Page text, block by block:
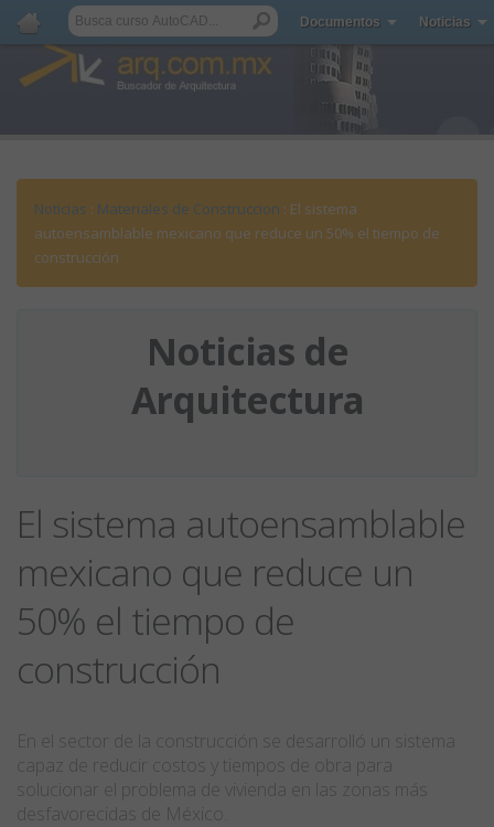
Documentos Noticias
Noticias : Materiales de Construccion : El sistema
autoensamblable mexicano que reduce un 50% el tiempo de
construcción
Noticias de
Arquitectura
El sistema autoensamblable
mexicano que reduce un
50% el tiempo de
construcción
En el sector de la construcción se desarrolló un sistema
capaz de reducir costos y tiempos de obra para
solucionar el problema de vivienda en las zonas más
desfavorecidas de México.